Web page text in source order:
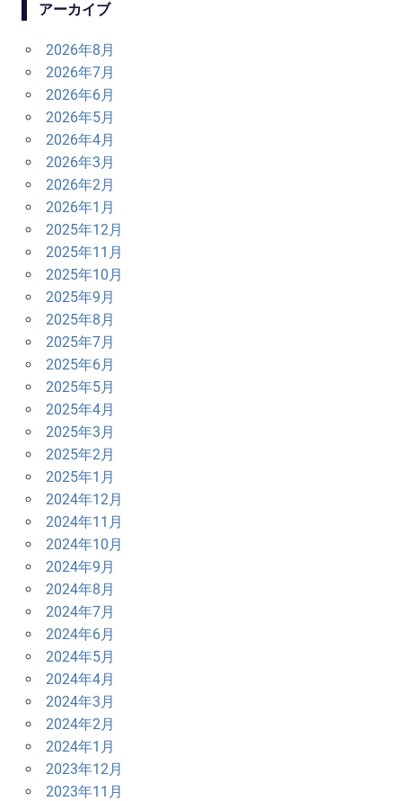
ゲ
ー
シ
ョ
ン
アーカイブ
2026年8月
2026年7月
2026年6月
2026年5月
2026年4月
2026年3月
2026年2月
2026年1月
2025年12月
2025年11月
2025年10月
2025年9月
2025年8月
2025年7月
2025年6月
2025年5月
2025年4月
2025年3月
2025年2月
2025年1月
2024年12月
2024年11月
2024年10月
2024年9月
2024年8月
2024年7月
2024年6月
2024年5月
2024年4月
2024年3月
2024年2月
2024年1月
2023年12月
2023年11月